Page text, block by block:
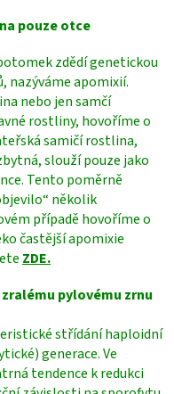
pouze otce
zdědí genetickou
nazýváme apomixií.
nebo jen samčí
rostliny, hovoříme o
samičí rostlina,
slouží pouze jako
Tento poměrně
několik
případě hovoříme o
častější apomixie
ZDE.
pylovému zrnu
střídání haploidní
generace. Ve
tendence k redukci